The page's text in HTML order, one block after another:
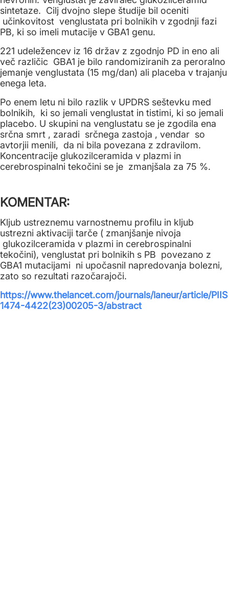
sintetaze. Cilj dvojno slepe študije bil oceniti
učinkovitost venglustata pri bolnikih v zgodnji fazi
PB, ki so imeli mutacije v GBA1 genu.
221 udeležencev iz 16 držav z zgodnjo PD in eno ali
več različic GBA1 je bilo randomiziranih za peroralno
jemanje venglustata (15 mg/dan) ali placeba v trajanju
enega leta.
Po enem letu ni bilo razlik v UPDRS seštevku med
bolnikih, ki so jemali venglustat in tistimi, ki so jemali
placebo. U skupini na venglustatu se je zgodila ena
srčna smrt , zaradi srčnega zastoja , vendar so
avtorjii menili, da ni bila povezana z zdravilom.
Koncentracije glukozilceramida v plazmi in
cerebrospinalni tekočini se je zmanjšala za 75 %.
KOMENTAR:
Kljub ustreznemu varnostnemu profilu in kljub
ustrezni aktivaciji tarče ( zmanjšanje nivoja
glukozilceramida v plazmi in cerebrospinalni
tekočini), venglustat pri bolnikih s PB povezano z
GBA1 mutacijami ni upočasnil napredovanja bolezni,
zato so rezultati razočarajoči.
https://www.thelancet.com/journals/laneur/article/PIIS
1474-4422(23)00205-3/abstract